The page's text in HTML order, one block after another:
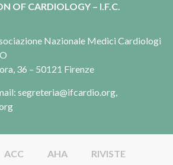
OF CARDIOLOGY – I.F.C.
Nazionale Medici Cardiologi
36 – 50121 Firenze
segreteria@ifcardio.org,
ACC AHA RIVISTE